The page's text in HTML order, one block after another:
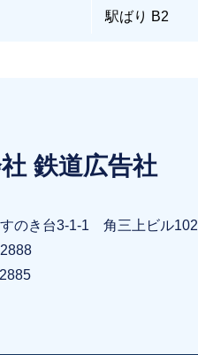
駅ばり B2
鉄道広告社
のき台3-1-1 角三上ビル102